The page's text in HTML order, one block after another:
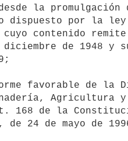
dispuesto por la
cuyo contenido
diciembre de 1948 y
Agricultura
168 de la
24 de mayo de